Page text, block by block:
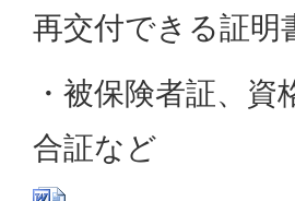
再交付できる証明
・被保険者証、
合証など